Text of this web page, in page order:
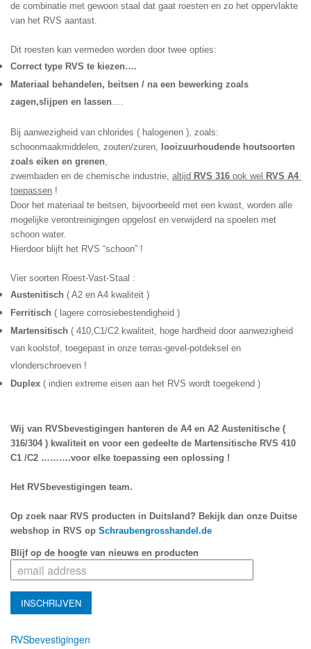
de combinatie met gewoon staal dat gaat roesten en zo het oppervlakte
van het RVS aantast.
Dit roesten kan vermeden worden door twee opties:
Correct type RVS te kiezen….
Materiaal behandelen, beitsen / na een bewerking zoals
zagen,slijpen en lassen….
Bij aanwezigheid van chlorides ( halogenen ), zoals:
schoonmaakmiddelen, zouten/zuren, looizuurhoudende houtsoorten
zoals eiken en grenen,
zwembaden en de chemische industrie, altijd RVS 316 ook wel
RVS A4
toepassen !
Door het materiaal te beitsen, bijvoorbeeld met een kwast, worden alle
mogelijke verontreinigingen opgelost en verwijderd na spoelen met
schoon water.
Hierdoor blijft het RVS “schoon” !
Vier soorten Roest-Vast-Staal :
Austenitisch ( A2 en A4 kwaliteit )
Ferritisch ( lagere corrosiebestendigheid )
Martensitisch ( 410,C1/C2 kwaliteit, hoge hardheid door aanwezigheid
van koolstof, toegepast in onze terras-gevel-potdeksel en
vlonderschroeven !
Duplex ( indien extreme eisen aan het RVS wordt toegekend )
Wij van RVSbevestigingen hanteren de A4 en A2 Austenitische (
316/304 ) kwaliteit en voor een gedeelte de Martensitische RVS 410
C1 /C2 ……….voor elke toepassing een oplossing !
Het RVSbevestigingen team.
Op zoek naar RVS producten in Duitsland? Bekijk dan onze Duitse
webshop in RVS op Schraubengrosshandel.de
Blijf op de hoogte van nieuws en producten
RVSbevestigingen